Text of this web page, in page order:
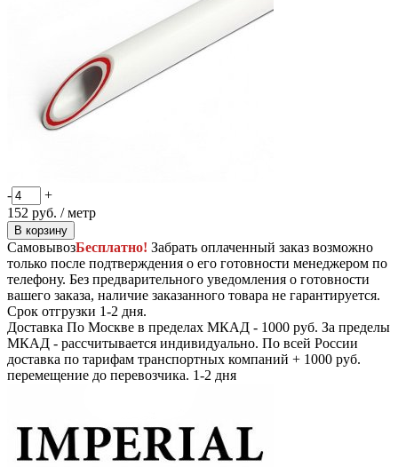
-
+
152 руб. / метр
В корзину
СамовывозБесплатно! Забрать оплаченный заказ возможно
только после подтверждения о его готовности менеджером по
телефону. Без предварительного уведомления о готовности
вашего заказа, наличие заказанного товара не гарантируется.
Срок отгрузки 1-2 дня.
Доставка По Москве в пределах МКАД - 1000 руб. За пределы
МКАД - рассчитывается индивидуально. По всей России
доставка по тарифам транспортных компаний + 1000 руб.
перемещение до перевозчика. 1-2 дня